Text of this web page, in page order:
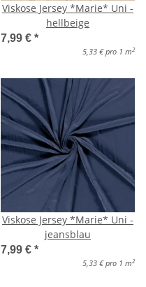
Viskose Jersey *Marie* Uni -
hellbeige
7,99 € *
5,33 € pro 1 m 2
Viskose Jersey *Marie* Uni -
jeansblau
7,99 € *
5,33 € pro 1 m 2